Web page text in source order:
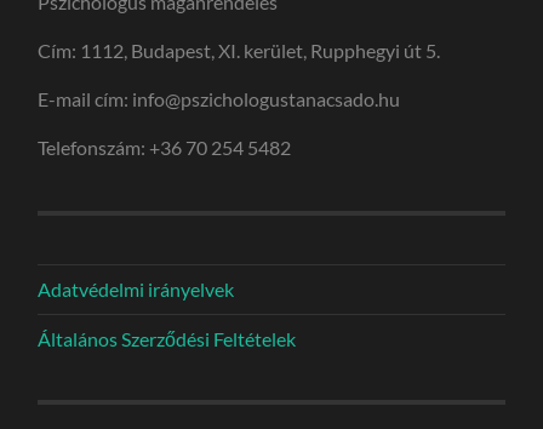
Cím: 1112, Budapest, XI. kerület, Rupphegyi út 5.
E-mail cím: info@pszichologustanacsado.hu
Telefonszám: +36 70 254 5482
Adatvédelmi irányelvek
Általános Szerződési Feltételek